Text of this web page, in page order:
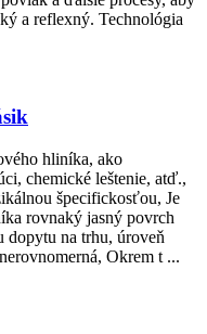
a reflexný. Technológia
hliníka, ako
chemické leštenie, atď.,
špecifickosťou, Je
rovnaký jasný povrch
dopytu na trhu, úroveň
Okrem t ...